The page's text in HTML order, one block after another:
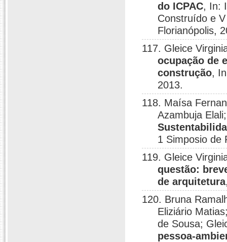
do ICPAC, In:
Construído e
Florianópolis,
117. Gleice
ocupação de
construção,
2013.
118. Maísa
Azambuja
1 Simposio de
119. Gleice
questão:
de arquitetura
120. Bruna
Eliziário
de Sousa;
pessoa-